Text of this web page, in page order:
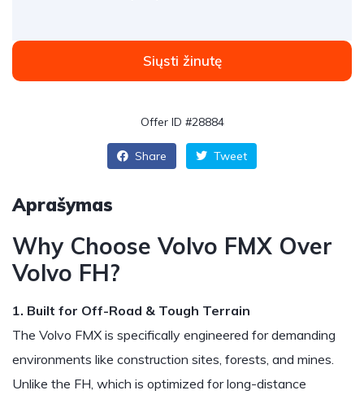
Siųsti žinutę
Offer ID #28884
Share Tweet
Aprašymas
Why Choose Volvo FMX Over
Volvo FH?
1. Built for Off-Road & Tough Terrain
The Volvo FMX is specifically engineered for demanding
environments like construction sites, forests, and mines.
Unlike the FH, which is optimized for long-distance